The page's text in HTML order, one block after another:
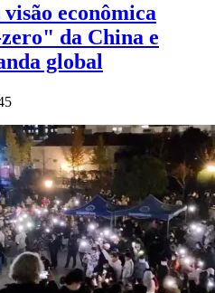
econômica
da China e
global